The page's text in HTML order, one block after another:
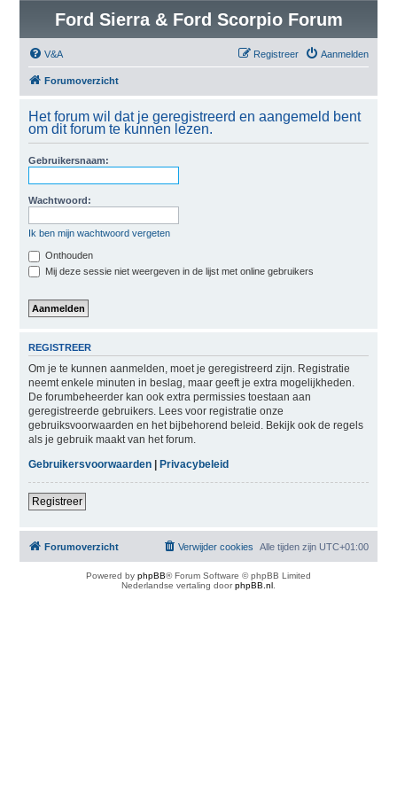
Ford Sierra & Ford Scorpio Forum
V&A Aanmelden
Registreer
Forumoverzicht
Het forum wil dat je geregistreerd en aangemeld bent
om dit forum te kunnen lezen.
Gebruikersnaam:
Wachtwoord:
Ik ben mijn wachtwoord vergeten
Onthouden
Mij deze sessie niet weergeven in de lijst met online gebruikers
REGISTREER
Om je te kunnen aanmelden, moet je geregistreerd zijn. Registratie
neemt enkele minuten in beslag, maar geeft je extra mogelijkheden.
De forumbeheerder kan ook extra permissies toestaan aan
geregistreerde gebruikers. Lees voor registratie onze
gebruiksvoorwaarden en het bijbehorend beleid. Bekijk ook de regels
als je gebruik maakt van het forum.
Gebruikersvoorwaarden| Privacybeleid
Registreer
Forumoverzicht Alle tijden zijn UTC+01:00
Verwijder cookies
Powered by phpBB® Forum Software © phpBB Limited
Nederlandse vertaling doorphpBB.nl